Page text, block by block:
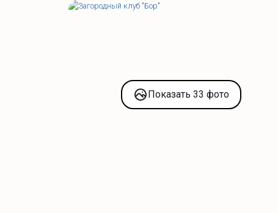
Показать 33 фото